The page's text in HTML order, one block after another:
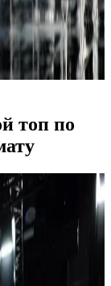
топ по